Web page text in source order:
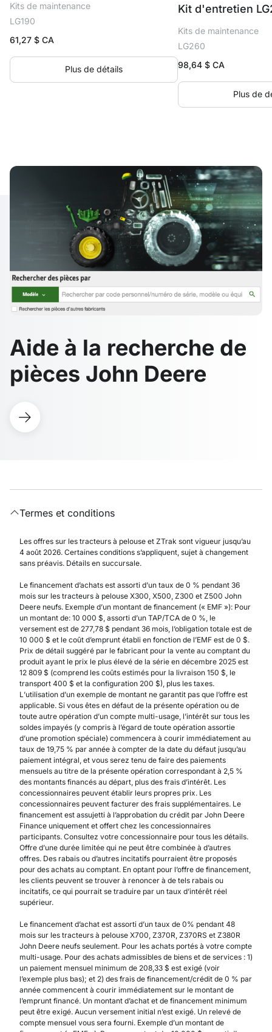
Kits de maintenance
LG190
61,27 $ CA
Plus de détails
Kit d'entretien
Kits de maintenance
LG260
98,64$ CA
Plus de
Aide à la recherche de
pièces John Deere
Termes et conditions
Les offres sur les tracteurs à pelouse et ZTrak sont vigueur jusqu’au
4 août 2026. Certaines conditions s’appliquent, sujet à changement
sans préavis. Détails en succursale.
Le financement d’achats est assorti d’un taux de 0 % pendant 36
mois sur les tracteurs à pelouse X300, X500, Z300 et Z500 John
Deere neufs. Exemple d’un montant de financement (« EMF »): Pour
un montant de: 10 000 $, assorti d’un TAP/TCA de 0 %, le
versement est de 277,78 $ pendant 36 mois, l’obligation totale est de
10 000 $ et le coût d’emprunt établi en fonction de l’EMF est de 0 $.
Prix de détail suggéré par le fabricant pour la vente au comptant du
produit ayant le prix le plus élevé de la série en décembre 2025 est
12 809 $ (comprend les coûts estimés pour la livraison 150 $, le
transport 400 $ et la configuration 200 $), plus les taxes.
L’utilisation d’un exemple de montant ne garantit pas que l’offre est
applicable. Si vous êtes en défaut de la présente opération ou de
toute autre opération d’un compte multi-usage, l’intérêt sur tous les
soldes impayés (y compris à l’égard de toute opération assortie
d’une promotion spéciale) commencera à courir immédiatement au
taux de 19,75 % par année à compter de la date du défaut jusqu’au
paiement intégral, et vous serez tenu de faire des paiements
mensuels au titre de la présente opération correspondant à 2,5 %
des montants financés au départ, plus des frais d’intérêt. Les
concessionnaires peuvent établir leurs propres prix. Les
concessionnaires peuvent facturer des frais supplémentaires. Le
financement est assujetti à l’approbation du crédit par John Deere
Finance uniquement et offert chez les concessionnaires
participants. Consultez votre concessionnaire pour tous les détails.
Offre d’une durée limitée qui ne peut être combinée à d’autres
offres. Des rabais ou d’autres incitatifs pourraient être proposés
pour des achats au comptant. En optant pour l’offre de financement,
les clients peuvent se trouver à renoncer à de tels rabais ou
incitatifs, ce qui pourrait se traduire par un taux d’intérêt réel
supérieur.
Le financement d’achat est assorti d’un taux de 0% pendant 48
mois sur les tracteurs à pelouse X700, Z370R, Z370RS et Z380R
John Deere neufs seulement. Pour les achats portés à votre compte
multi-usage. Pour des achats admissibles de biens et de services : 1)
un paiement mensuel minimum de 208,33 $ est exigé (voir
l’exemple plus bas); et 2) des frais de financement/crédit de 0 % par
année commencent à courir immédiatement sur le montant de
l’emprunt financé. Un montant d’achat et de financement minimum
peut être exigé. Aucun versement initial n’est exigé. Un relevé de
compte mensuel vous sera fourni. Exemple d’un montant de